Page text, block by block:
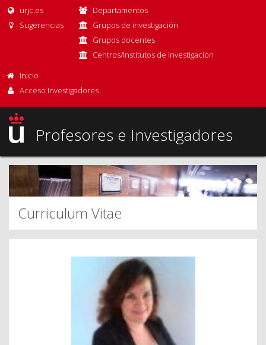
urjc.es
Sugerencias
Departamentos
Grupos de investigación
Grupos docentes
Centros/Institutos de Investigación
Inicio
Acceso Investigadores
Profesores e Investigadores
Curriculum Vitae